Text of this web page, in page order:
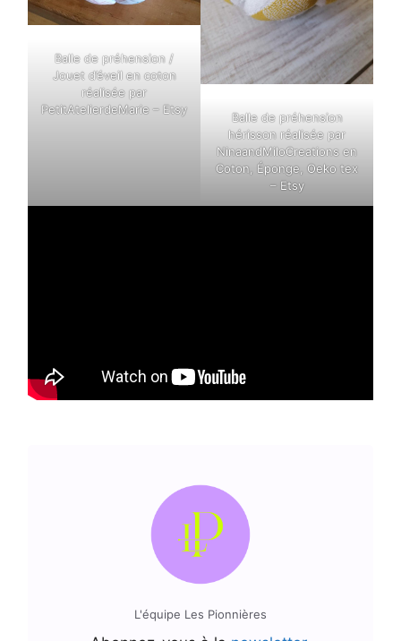
Balle de préhension /
Jouet d’éveil en coton
réalisée par
PetitAtelierdeMarie – Etsy
Balle de préhension
hérisson réalisée par
NinaandMiloCreations en
Coton, Éponge, Oeko tex
– Etsy
L'équipe Les Pionnières